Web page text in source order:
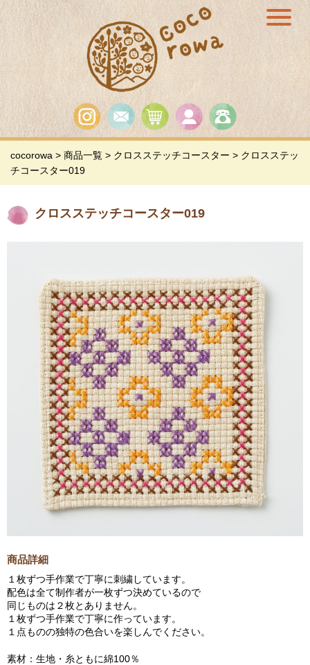
cocorowa > 商品一覧 > クロスステッチコースター > クロスステッ
チコースター019
クロスステッチコースター019
商品詳細
１枚ずつ手作業で丁寧に刺繍しています。
配色は全て制作者が一枚ずつ決めているので
同じものは２枚とありません。
１枚ずつ手作業で丁寧に作っています。
１点ものの独特の色合いを楽しんでください。
素材：生地・糸ともに綿100％